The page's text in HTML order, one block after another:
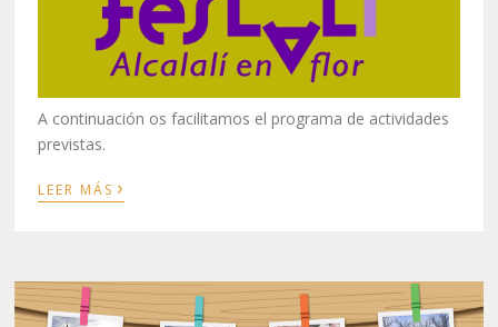
A continuación os facilitamos el programa de actividades
previstas.
LEER MÁS ›